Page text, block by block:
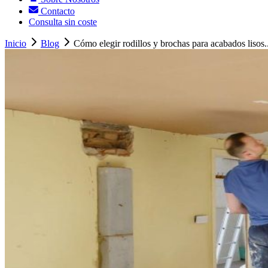
Contacto
Consulta sin coste
Inicio Blog Cómo elegir rodillos y brochas para acabados